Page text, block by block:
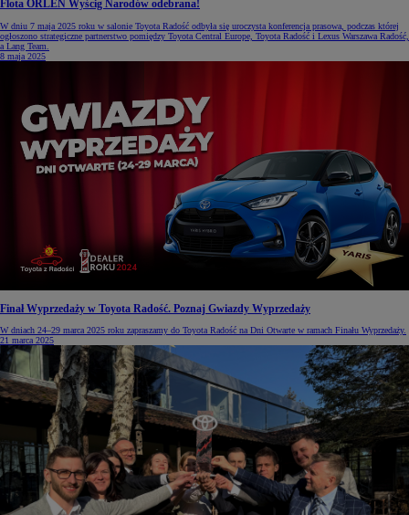
Flota ORLEN Wyścig Narodów odebrana!
W dniu 7 maja 2025 roku w salonie Toyota Radość odbyła się uroczysta konferencja prasowa, podczas której
ogłoszono strategiczne partnerstwo pomiędzy Toyota Central Europe, Toyota Radość i Lexus Warszawa Radość,
a Lang Team.
8 maja 2025
Finał Wyprzedaży w Toyota Radość. Poznaj Gwiazdy Wyprzedaży
W dniach 24–29 marca 2025 roku zapraszamy do Toyota Radość na Dni Otwarte w ramach Finału Wyprzedaży.
21 marca 2025